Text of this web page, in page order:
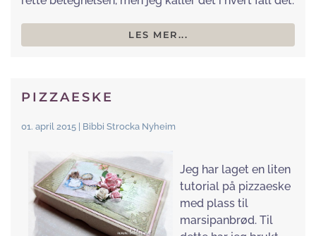
LES MER...
PIZZAESKE
01. april 2015 | Bibbi Strocka Nyheim
Jeg har laget en liten
tutorial på pizzaeske
med plass til
marsipanbrød. Til